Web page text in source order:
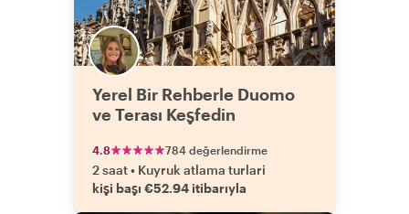
Yerel Bir Rehberle Duomo
ve Terası Keşfedin
4.8 784 değerlendirme
2 saat• Kuyruk atlama turlari
kişi başı €52.94 itibarıyla